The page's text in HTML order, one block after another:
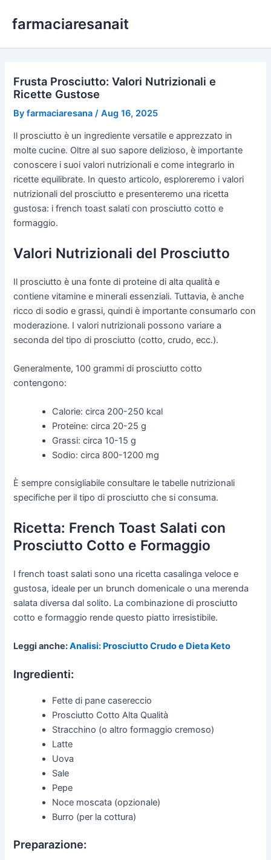
farmaciaresanait
Frusta Prosciutto: Valori Nutrizionali e
Ricette Gustose
Byfarmaciaresana /Aug 16, 2025
Il prosciutto è un ingrediente versatile e apprezzato in
molte cucine. Oltre al suo sapore delizioso, è importante
conoscere i suoi valori nutrizionali e come integrarlo in
ricette equilibrate. In questo articolo, esploreremo i valori
nutrizionali del prosciutto e presenteremo una ricetta
gustosa: i french toast salati con prosciutto cotto e
formaggio.
Valori Nutrizionali del Prosciutto
Il prosciutto è una fonte di proteine di alta qualità e
contiene vitamine e minerali essenziali. Tuttavia, è anche
ricco di sodio e grassi, quindi è importante consumarlo con
moderazione. I valori nutrizionali possono variare a
seconda del tipo di prosciutto (cotto, crudo, ecc.).
Generalmente, 100 grammi di prosciutto cotto
contengono:
Calorie: circa 200-250 kcal
Proteine: circa 20-25 g
Grassi: circa 10-15 g
Sodio: circa 800-1200 mg
È sempre consigliabile consultare le tabelle nutrizionali
specifiche per il tipo di prosciutto che si consuma.
Ricetta: French Toast Salati con
Prosciutto Cotto e Formaggio
I french toast salati sono una ricetta casalinga veloce e
gustosa, ideale per un brunch domenicale o una merenda
salata diversa dal solito. La combinazione di prosciutto
cotto e formaggio rende questo piatto irresistibile.
Leggi anche:Analisi: Prosciutto Crudo e Dieta Keto
Ingredienti:
Fette di pane casereccio
Prosciutto Cotto Alta Qualità
Stracchino (o altro formaggio cremoso)
Latte
Uova
Sale
Pepe
Noce moscata (opzionale)
Burro (per la cottura)
Preparazione: